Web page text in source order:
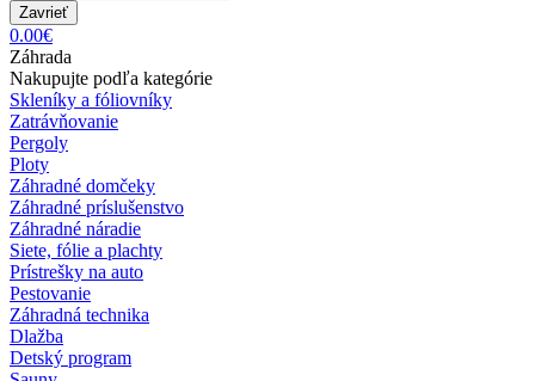
Zavrieť
0.00€
Záhrada
Nakupujte podľa kategórie
Skleníky a fóliovníky
Zatrávňovanie
Pergoly
Ploty
Záhradné domčeky
Záhradné príslušenstvo
Záhradné náradie
Siete, fólie a plachty
Prístrešky na auto
Pestovanie
Záhradná technika
Dlažba
Detský program